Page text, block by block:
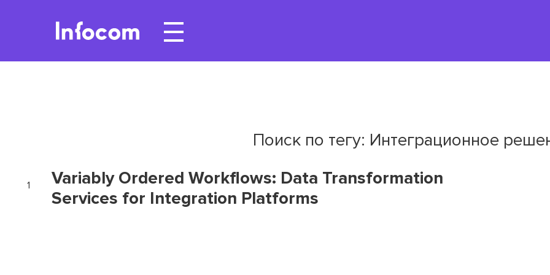
Поиск по тегу: Интеграционное
1
Variably Ordered Workflows: Data Transformation
Services for Integration Platforms